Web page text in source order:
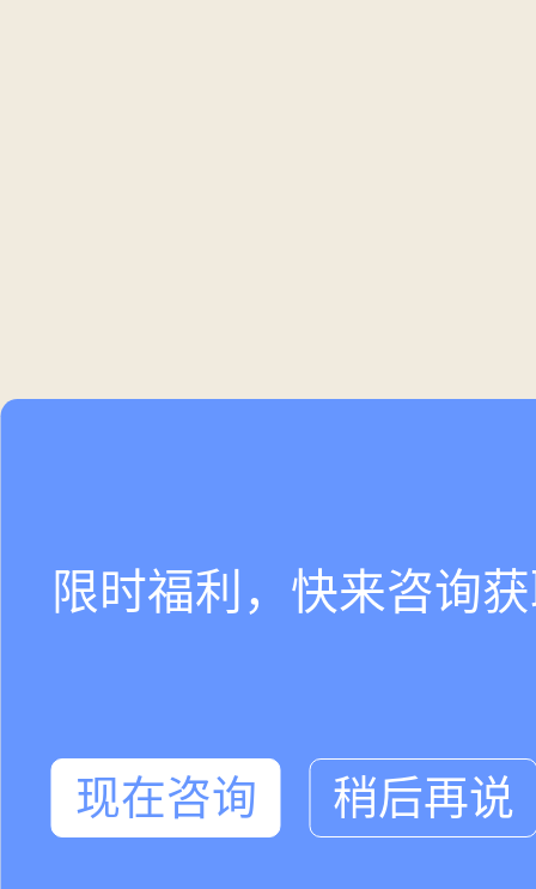
限时福利，快来咨询
现在咨询 稍后再说